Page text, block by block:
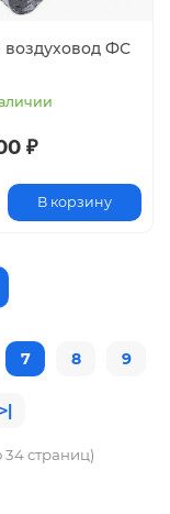
воздуховод ФС
₽
В корзину
7 8 9
>|
34 страниц)